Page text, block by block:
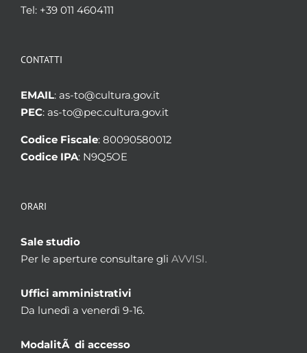
Tel: +39 011 4604111
CONTATTI
EMAIL: as-to@cultura.gov.it
PEC: as-to@pec.cultura.gov.it
Codice Fiscale: 80090580012
Codice IPA: N9Q5OE
ORARI
Sale studio
Per le aperture consultare gli AVVISI.
Uffici amministrativi
Da lunedì a venerdì 9-16.
ModalitÃ di accesso